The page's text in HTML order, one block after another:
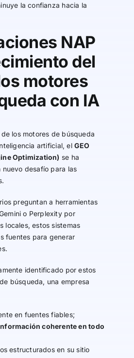
la confianza hacia la
NAP
del
motores
con IA
los motores de búsqueda
artificial, elGEO
Optimization) se ha
desafío para las
preguntan a herramientas
o Perplexity por
locales, estos sistemas
fuentes para generar
identificado por estos
búsqueda, una empresa
en fuentes fiables;
coherente en todo
estructurados en su sitio